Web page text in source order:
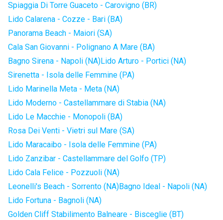
Spiaggia Di Torre Guaceto - Carovigno (BR)
Lido Calarena - Cozze - Bari (BA)
Panorama Beach - Maiori (SA)
Cala San Giovanni - Polignano A Mare (BA)
Bagno Sirena - Napoli (NA)Lido Arturo - Portici (NA)
Sirenetta - Isola delle Femmine (PA)
Lido Marinella Meta - Meta (NA)
Lido Moderno - Castellammare di Stabia (NA)
Lido Le Macchie - Monopoli (BA)
Rosa Dei Venti - Vietri sul Mare (SA)
Lido Maracaibo - Isola delle Femmine (PA)
Lido Zanzibar - Castellammare del Golfo (TP)
Lido Cala Felice - Pozzuoli (NA)
Leonelli's Beach - Sorrento (NA)Bagno Ideal - Napoli (NA)
Lido Fortuna - Bagnoli (NA)
Golden Cliff Stabilimento Balneare - Bisceglie (BT)